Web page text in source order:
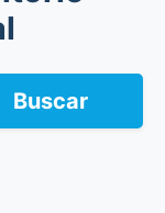
Buscar